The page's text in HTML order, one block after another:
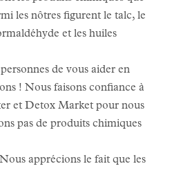
les nôtres figurent le talc, le
et les huiles
de vous aider en
! Nous faisons confiance à
et Detox Market pour nous
pas de produits chimiques
apprécions le fait que les